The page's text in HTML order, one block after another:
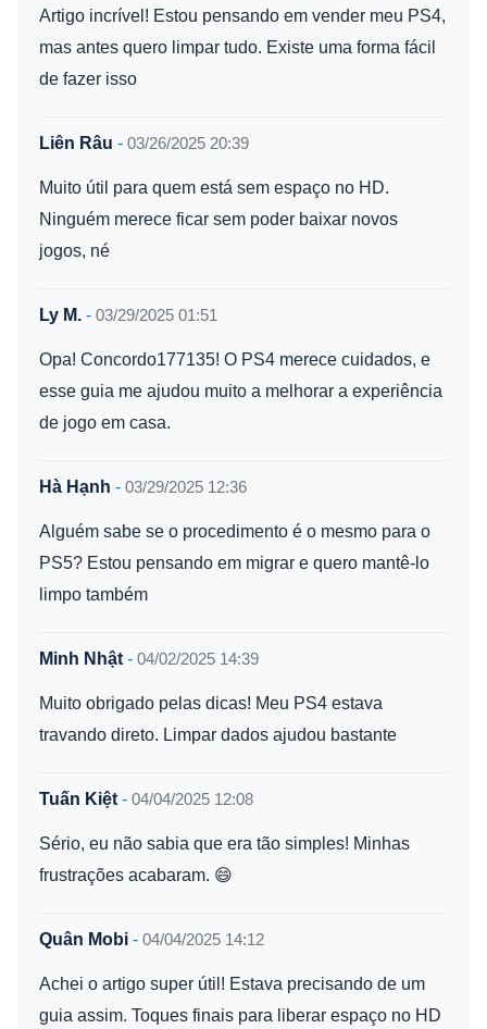
Artigo incrível! Estou pensando em vender meu PS4,
mas antes quero limpar tudo. Existe uma forma fácil
de fazer isso
Liên Râu - 03/26/2025 20:39
Muito útil para quem está sem espaço no HD.
Ninguém merece ficar sem poder baixar novos
jogos, né
Ly M. - 03/29/2025 01:51
Opa! Concordo177135! O PS4 merece cuidados, e
esse guia me ajudou muito a melhorar a experiência
de jogo em casa.
Hà Hạnh - 03/29/2025 12:36
Alguém sabe se o procedimento é o mesmo para o
PS5? Estou pensando em migrar e quero mantê-lo
limpo também
Minh Nhật - 04/02/2025 14:39
Muito obrigado pelas dicas! Meu PS4 estava
travando direto. Limpar dados ajudou bastante
Tuấn Kiệt - 04/04/2025 12:08
Sério, eu não sabia que era tão simples! Minhas
frustrações acabaram. 😄
Quân Mobi - 04/04/2025 14:12
Achei o artigo super útil! Estava precisando de um
guia assim. Toques finais para liberar espaço no HD